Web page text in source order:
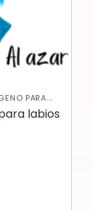
PARA
labios